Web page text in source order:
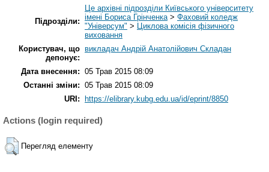
Підрозділи:
Це архівні підрозділи Київського університету
імені Бориса Грінченка> Фаховий коледж
"Універсум" > Циклова комісія фізичного
виховання
Користувач, що
депонує:
викладач Андрій Анатолійович Складан
Дата внесення: 05 Трав 2015 08:09
Останні зміни: 05 Трав 2015 08:09
URI:
https://elibrary.kubg.edu.ua/id/eprint/8850
Actions (login required)
Перегляд елементу